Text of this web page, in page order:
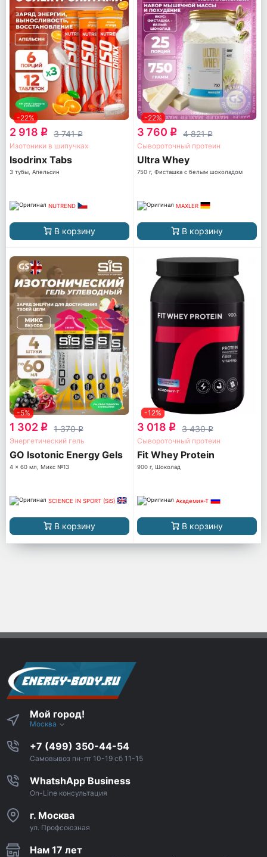
-22%
2 918 q 3 741q
Изотоники в шипучках
Isodrinx Tabs
3 тубы, Апельсин
NUTREND
В корзину
-22%
3 760 q 4 821q
Сывороточный протеин
Ultra Whey
750 г, Фисташка с белым шоколадом
MAXLER
В корзину
-5%
1 302 q 1 370q
Энергетический гель
GO Isotonic Energy Gels
4 x 60 мл, Микс №13
SCIENCE IN SPORT (SiS)
В корзину
-12%
3 018 q 3 430q
Сывороточный протеин
Fit Whey Protein
900 г, Шоколад
Академия-Т
В корзину
Мой город!
Москва
+7 (499) 350-44-54
Самовывоз пн-пт 10-19 сб 11-15
WhatshApp Business
On-Line консультация
г. Москва
ул. Профсоюзная
Нам 17 лет